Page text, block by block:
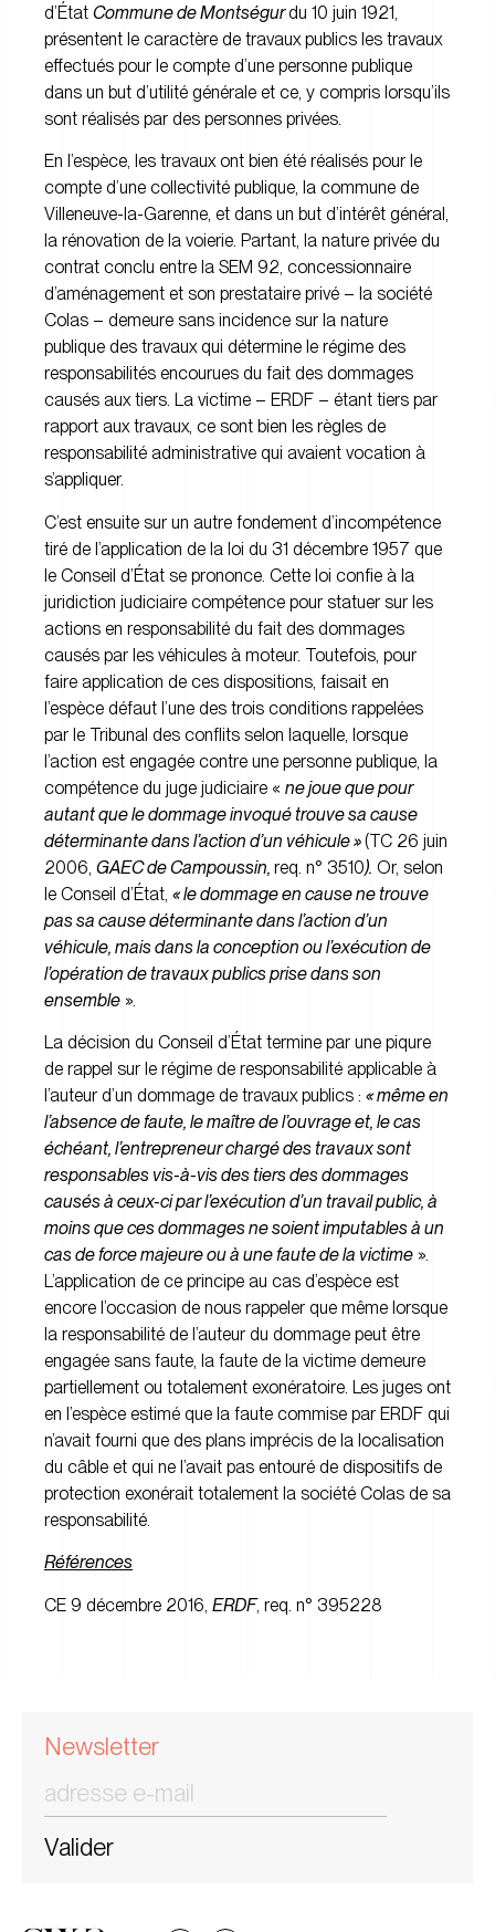
d’État Commune de Montségurdu 10 juin 1921,
présentent le caractère de travaux publics les travaux
effectués pour le compte d’une personne publique
dans un but d’utilité générale et ce, y compris lorsqu’ils
sont réalisés par des personnes privées.
En l’espèce, les travaux ont bien été réalisés pour le
compte d’une collectivité publique, la commune de
Villeneuve-la-Garenne, et dans un but d’intérêt général,
la rénovation de la voierie. Partant, la nature privée du
contrat conclu entre la SEM 92, concessionnaire
d’aménagement et son prestataire privé – la société
Colas – demeure sans incidence sur la nature
publique des travaux qui détermine le régime des
responsabilités encourues du fait des dommages
causés aux tiers. La victime – ERDF – étant tiers par
rapport aux travaux, ce sont bien les règles de
responsabilité administrative qui avaient vocation à
s’appliquer.
C’est ensuite sur un autre fondement d’incompétence
tiré de l’application de la loi du 31 décembre 1957 que
le Conseil d’État se prononce. Cette loi confie à la
juridiction judiciaire compétence pour statuer sur les
actions en responsabilité du fait des dommages
causés par les véhicules à moteur. Toutefois, pour
faire application de ces dispositions, faisait en
l’espèce défaut l’une des trois conditions rappelées
par le Tribunal des conflits selon laquelle, lorsque
l’action est engagée contre une personne publique, la
compétence du juge judiciaire « ne joue que pour
autant que le dommage invoqué trouve sa cause
déterminante dans l’action d’un véhicule »(TC 26 juin
2006, GAEC de Campoussin, req. n° 3510). Or, selon
le Conseil d’État, « le dommage en cause ne trouve
pas sa cause déterminante dans l’action d’un
véhicule, mais dans la conception ou l’exécution de
l’opération de travaux publics prise dans son
ensemble ».
La décision du Conseil d’État termine par une piqure
de rappel sur le régime de responsabilité applicable à
l’auteur d’un dommage de travaux publics : «même en
l’absence de faute, le maître de l’ouvrage et, le cas
échéant, l’entrepreneur chargé des travaux sont
responsables vis-à-vis des tiers des dommages
causés à ceux-ci par l’exécution d’un travail public, à
moins que ces dommages ne soient imputables à un
cas de force majeure ou à une faute de la victime ».
L’application de ce principe au cas d’espèce est
encore l’occasion de nous rappeler que même lorsque
la responsabilité de l’auteur du dommage peut être
engagée sans faute, la faute de la victime demeure
partiellement ou totalement exonératoire. Les juges ont
en l’espèce estimé que la faute commise par ERDF qui
n’avait fourni que des plans imprécis de la localisation
du câble et qui ne l’avait pas entouré de dispositifs de
protection exonérait totalement la société Colas de sa
responsabilité.
Références
CE 9 décembre 2016, ERDF, req. n° 395228
Newsletter
Valider